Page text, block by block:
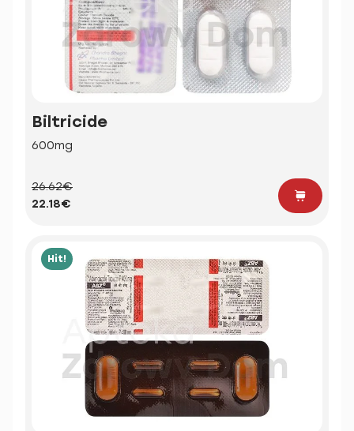
Biltricide
600mg
26.62€
22.18€
Hit!